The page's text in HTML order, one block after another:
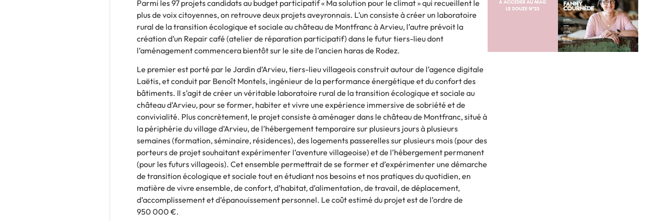
Parmi les 97 projets candidats au budget participatif « Ma solution pour le climat » qui recueillent le
plus de voix citoyennes, on retrouve deux projets aveyronnais. L’un consiste à créer un laboratoire
rural de la transition écologique et sociale au château de Montfranc à Arvieu, l’autre prévoit la
création d’un Repair café (atelier de réparation participatif) dans le futur tiers-lieu dont
l’aménagement commencera bientôt sur le site de l’ancien haras de Rodez.
Le premier est porté par le Jardin d’Arvieu, tiers-lieu villageois construit autour de l’agence digitale
Laëtis, et conduit par Benoît Montels, ingénieur de la performance énergétique et du confort des
bâtiments. Il s’agit de créer un véritable laboratoire rural de la transition écologique et sociale au
château d’Arvieu, pour se former, habiter et vivre une expérience immersive de sobriété et de
convivialité. Plus concrètement, le projet consiste à aménager dans le château de Montfranc, situé à
la périphérie du village d’Arvieu, de l’hébergement temporaire sur plusieurs jours à plusieurs
semaines (formation, séminaire, résidences), des logements passerelles sur plusieurs mois (pour des
porteurs de projet souhaitant expérimenter l’aventure villageoise) et de l’hébergement permanent
(pour les futurs villageois). Cet ensemble permettrait de se former et d’expérimenter une démarche
de transition écologique et sociale tout en étudiant nos besoins et nos pratiques du quotidien, en
matière de vivre ensemble, de confort, d’habitat, d’alimentation, de travail, de déplacement,
d’accomplissement et d’épanouissement personnel. Le coût estimé du projet est de l’ordre de
950 000 €.